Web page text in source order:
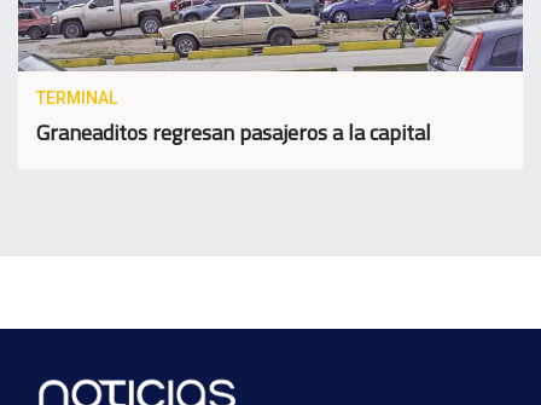
TERMINAL
Graneaditos regresan pasajeros a la capital